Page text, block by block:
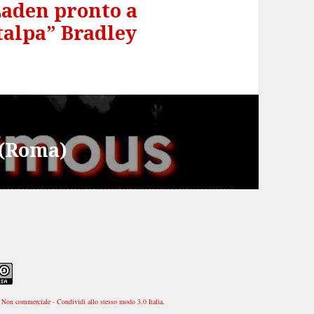
pronto a
Bradley
commerciale - Condividi allo stesso modo 3.0 Italia.